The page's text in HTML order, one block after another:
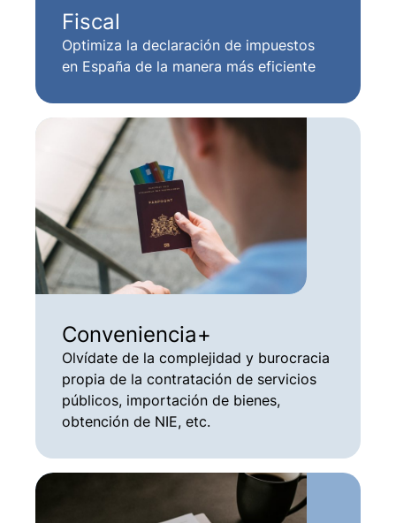
Fiscal
Optimiza la declaración de impuestos
en España de la manera más eficiente
Conveniencia+
Olvídate de la complejidad y burocracia
propia de la contratación de servicios
públicos, importación de bienes,
obtención de NIE, etc.